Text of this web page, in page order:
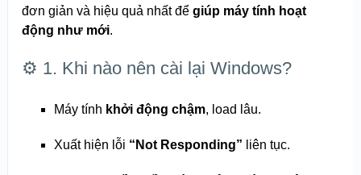
đơn giản và hiệu quả nhất để giúp máy tính hoạt
động như mới.
⚙️ 1. Khi nào nên cài lại Windows?
Máy tính khởi động chậm, load lâu.
Xuất hiện lỗi “Not Responding” liên tục.